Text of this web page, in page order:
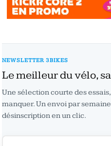
NEWSLETTER 3BIKES
Le meilleur du vélo,
Une sélection courte des
manquer. Un envoi par
désinscription en un clic.